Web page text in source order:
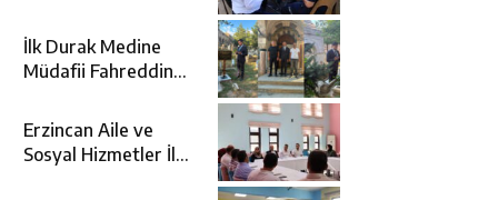
Ziyareti
İlk Durak Medine
Müdafii Fahreddin
Kabri
Erzincan Aile ve
Sosyal Hizmetler İl